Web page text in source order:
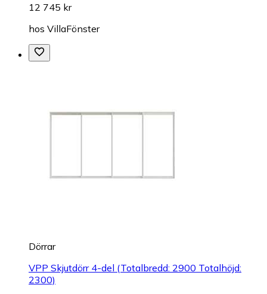
12 745 kr
hos VillaFönster
Dörrar
VPP Skjutdörr 4-del (Totalbredd: 2900 Totalhöjd:
2300)